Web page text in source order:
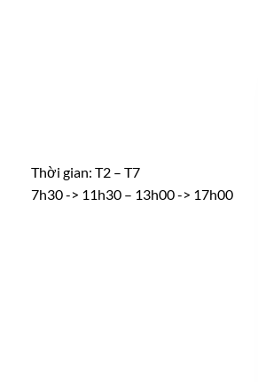
Thời gian: T2 – T7
7h30 -> 11h30 – 13h00 -> 17h00